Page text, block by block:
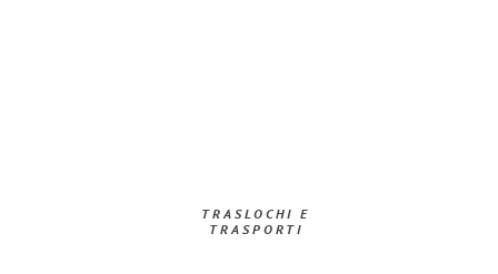
TRASLOCHI E
TRASPORTI​